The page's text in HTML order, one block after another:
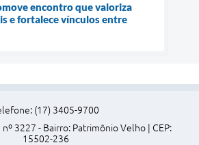
encontro que valoriza
e fortalece vínculos entre
(17) 3405-9700
nº 3227 - Bairro: Patrimônio Velho | CEP:
15502-236